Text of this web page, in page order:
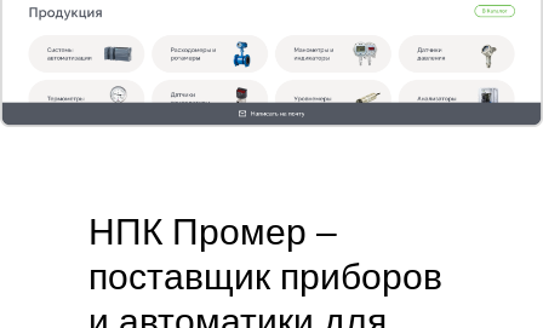
НПК Промер –
поставщик приборов